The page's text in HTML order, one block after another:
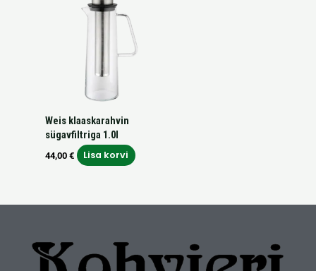
Weis klaaskarahvin
sügavfiltriga 1.0l
44,00 € Lisa korvi